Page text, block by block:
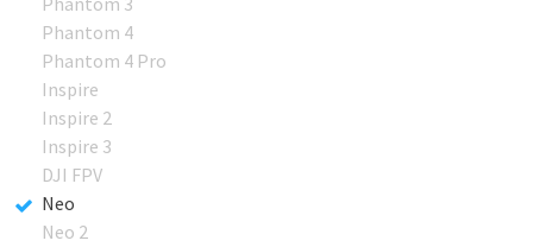
Phantom 4
Phantom 4 Pro
Inspire
Inspire 2
Inspire 3
DJI FPV
Neo
Neo 2